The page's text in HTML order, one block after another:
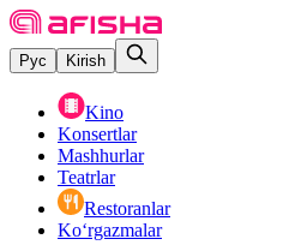
Рус Kirish
Kino
Konsertlar
Mashhurlar
Teatrlar
Restoranlar
Ko‘rgazmalar